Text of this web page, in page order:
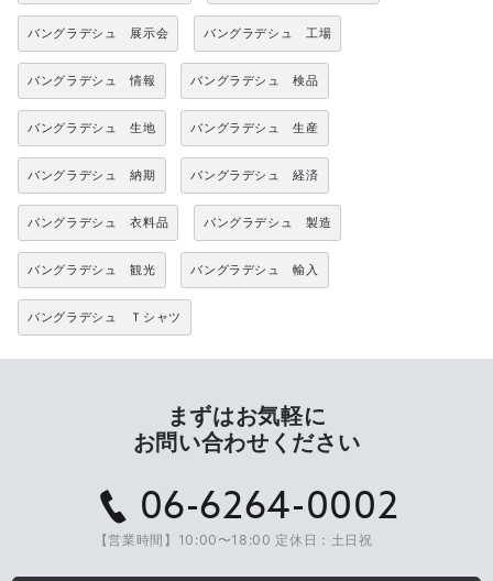
バングラデシュ 展示会 バングラデシュ 工場
バングラデシュ 情報 バングラデシュ 検品
バングラデシュ 生地 バングラデシュ 生産
バングラデシュ 納期 バングラデシュ 経済
バングラデシュ 衣料品 バングラデシュ 製造
バングラデシュ 観光 バングラデシュ 輸入
バングラデシュ Ｔシャツ
まずはお気軽に
お問い合わせください
06-6264-0002
【営業時間】10:00〜18:00 定休日：土日祝